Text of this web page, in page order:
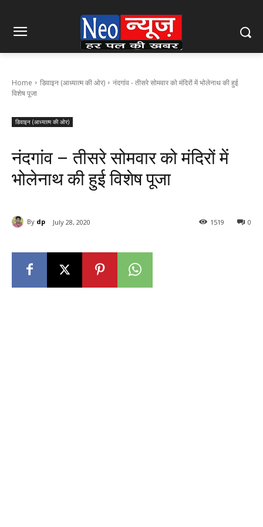
Home डिवाइन (आध्यात्म की ओर)
नंदगांव - तीसरे सोमवार को मंदिरों में भोलेनाथ की हुई
विशेष पूजा
डिवाइन (आध्यात्म की ओर)
नंदगांव – तीसरे सोमवार को मंदिरों में
भोलेनाथ की हुई विशेष पूजा
By dp July 28, 2020 0
1519